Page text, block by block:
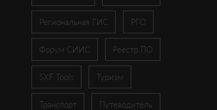
Региональная ГИС РГО
Форум СИИС Реестр ПО
SXF Tools Туризм
Транспорт Путеводитель